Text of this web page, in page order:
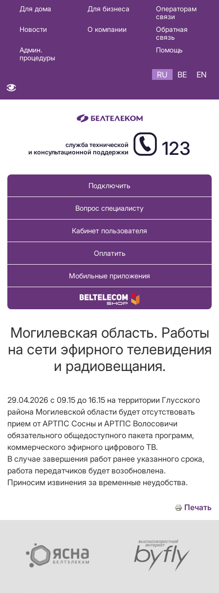
Основная
навигация
Для дома Для бизнеса
Операторам
связи
Новости
О компании
Обратная
связь
Админ.
процедуры
Помощь
RU BE EN
служба технической
и консультационной поддержки
123
Подключить
Вопрос специалисту
Кабинет пользователя
Оплатить
Мобильные приложения
Купить товар
Могилевская область. Работы
на сети эфирного телевидения
и радиовещания.
29.04.2026 с 09.15 до 16.15 на территории Глусского
района Могилевской области будет отсутствовать
прием от АРТПС Сосны и АРТПС Волосовичи
обязательного общедоступного пакета программ,
коммерческого эфирного цифрового ТВ.
В случае завершения работ ранее указанного срока,
работа передатчиков будет возобновлена.
Приносим извинения за временные неудобства.
Печать